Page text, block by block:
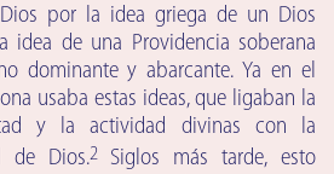
por la idea griega de un Dios
idea de una Providencia soberana
dominante y abarcante. Ya en el
usaba estas ideas, que ligaban la
y la actividad divinas con la
de Dios.2Siglos más tarde, esto